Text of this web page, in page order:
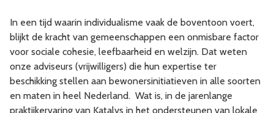
In een tijd waarin individualisme vaak de boventoon voert,
blijkt de kracht van gemeenschappen een onmisbare factor
voor sociale cohesie, leefbaarheid en welzijn. Dat weten
onze adviseurs (vrijwilligers) die hun expertise ter
beschikking stellen aan bewonersinitiatieven in alle soorten
en maten in heel Nederland. Wat is, in de jarenlange
praktijkervaring van Katalys in het ondersteunen van lokale